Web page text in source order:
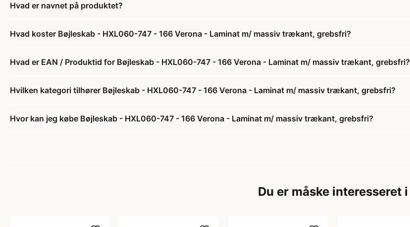
Hvad er navnet på produktet?
Hvad koster Bøjleskab - HXL060-747 - 166 Verona - Laminat m/ massiv trækant, grebsfri?
Hvad er EAN / Produktid for Bøjleskab - HXL060-747 - 166 Verona - Laminat m/ massiv trækant, grebsfri?
Hvilken kategori tilhører Bøjleskab - HXL060-747 - 166 Verona - Laminat m/ massiv trækant, grebsfri?
Hvor kan jeg købe Bøjleskab - HXL060-747 - 166 Verona - Laminat m/ massiv trækant, grebsfri?
Du er måske interesseret i